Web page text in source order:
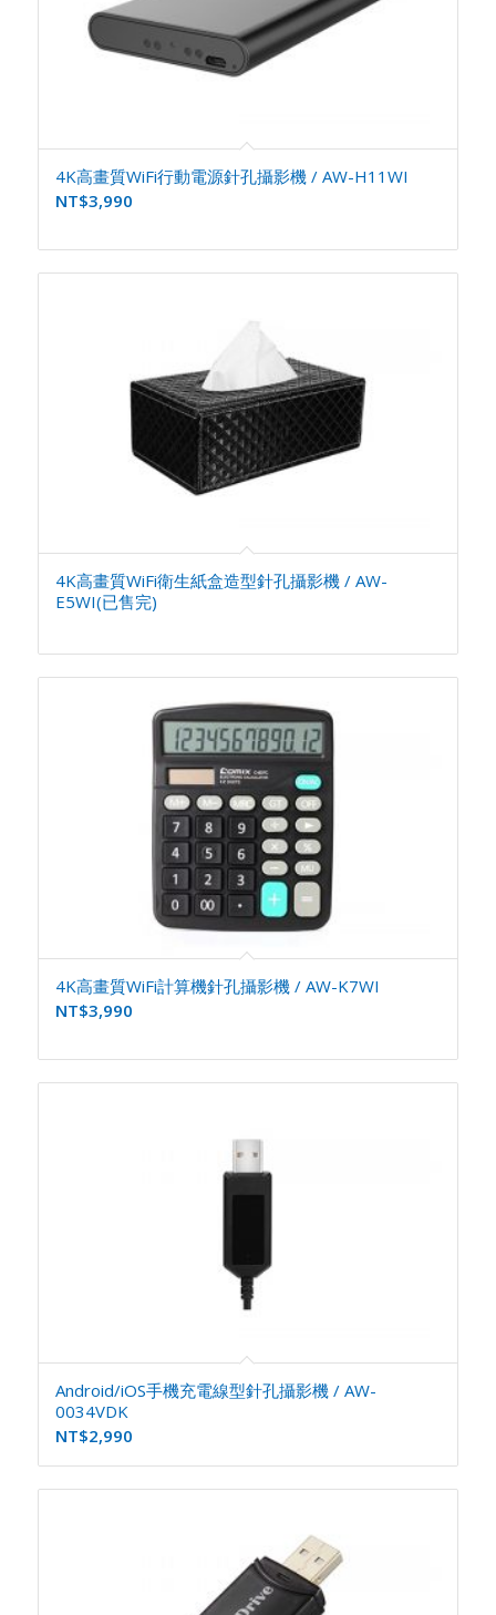
4K高畫質WiFi行動電源針孔攝影機 / AW-H11WI
NT$3,990
4K高畫質WiFi衛生紙盒造型針孔攝影機 / AW-
E5WI(已售完)
4K高畫質WiFi計算機針孔攝影機 / AW-K7WI
NT$3,990
Android/iOS手機充電線型針孔攝影機 / AW-
0034VDK
NT$2,990